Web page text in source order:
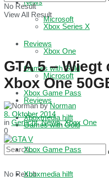
Microsoft
Reviews
Games with Gold
Xbox Game Pass
Xboxmedia hilft
No Result
News
Xbox Series X
Xbox One
Microsoft
Reviews
Games with Gold
Xbox Game Pass
Xboxmedia hilft
No Result
View All Result
GTA 5 –
Xbox One
by Norman
8. Oktober 2014
in Gerücht,News,Xbox One
0